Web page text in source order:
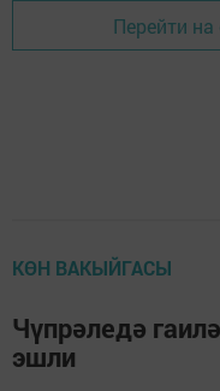
Перейти
КӨН ВАКЫЙГАСЫ
Чүпрәледә
эшли